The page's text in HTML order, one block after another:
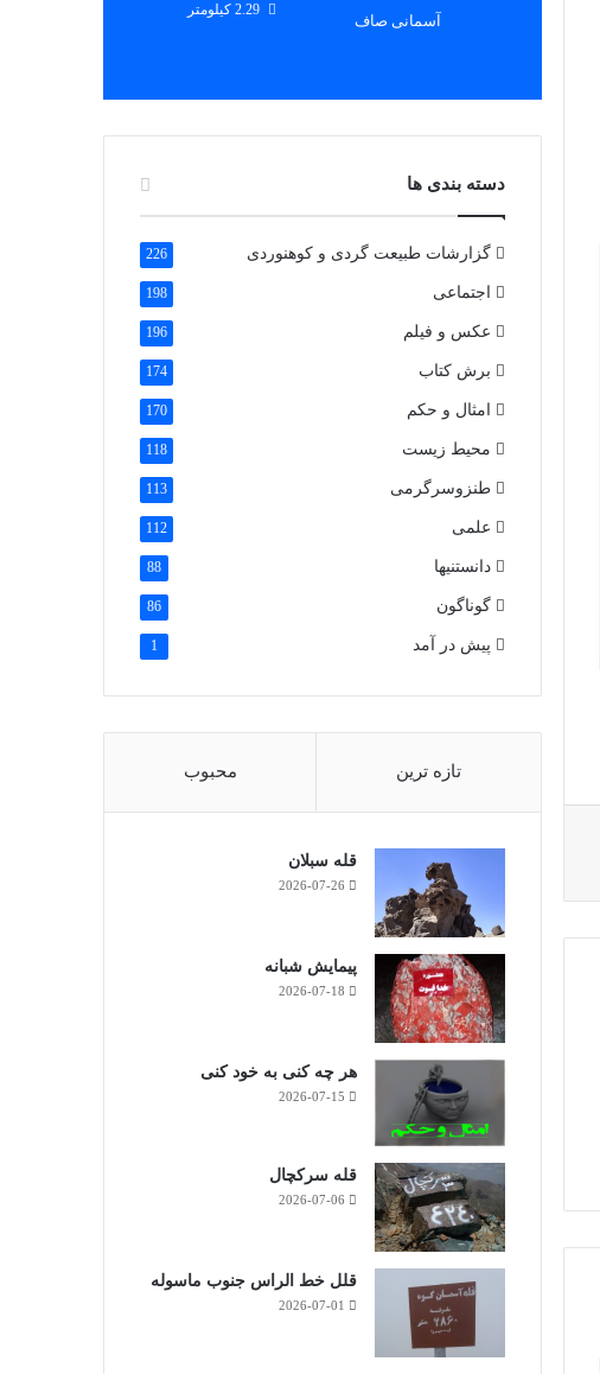
آسمانی صاف
2.29 کیلومتر
دسته بندی ها
گزارشات طبیعت گردی و کوهنوردی 226
اجتماعی 198
عکس و فیلم 196
برش کتاب 174
امثال و حکم 170
محیط زیست 118
طنزوسرگرمی 113
علمی 112
دانستنیها 88
گوناگون 86
پیش در آمد 1
تازه ترین محبوب
قله سبلان
2026-07-26
پیمایش شبانه
2026-07-18
هر چه کنی به خود کنی
2026-07-15
قله سرکچال
2026-07-06
قلل خط الراس جنوب ماسوله
2026-07-01